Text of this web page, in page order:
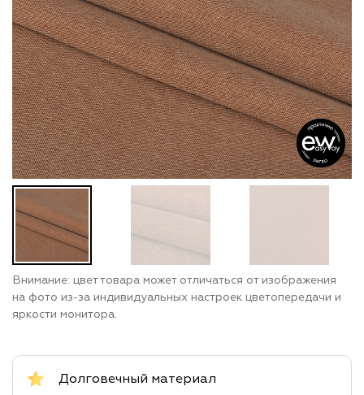
Внимание: цвет товара может отличаться от изображения
на фото из-за индивидуальных настроек цветопередачи и
яркости монитора.
Долговечный материал